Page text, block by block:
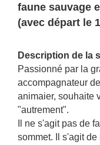
faune sauvage
(avec départ le
Description de la
Passionné par la
accompagnateur
animaier, souhaite
"autrement".
Il ne s'agit pas de
sommet. Il s'agit